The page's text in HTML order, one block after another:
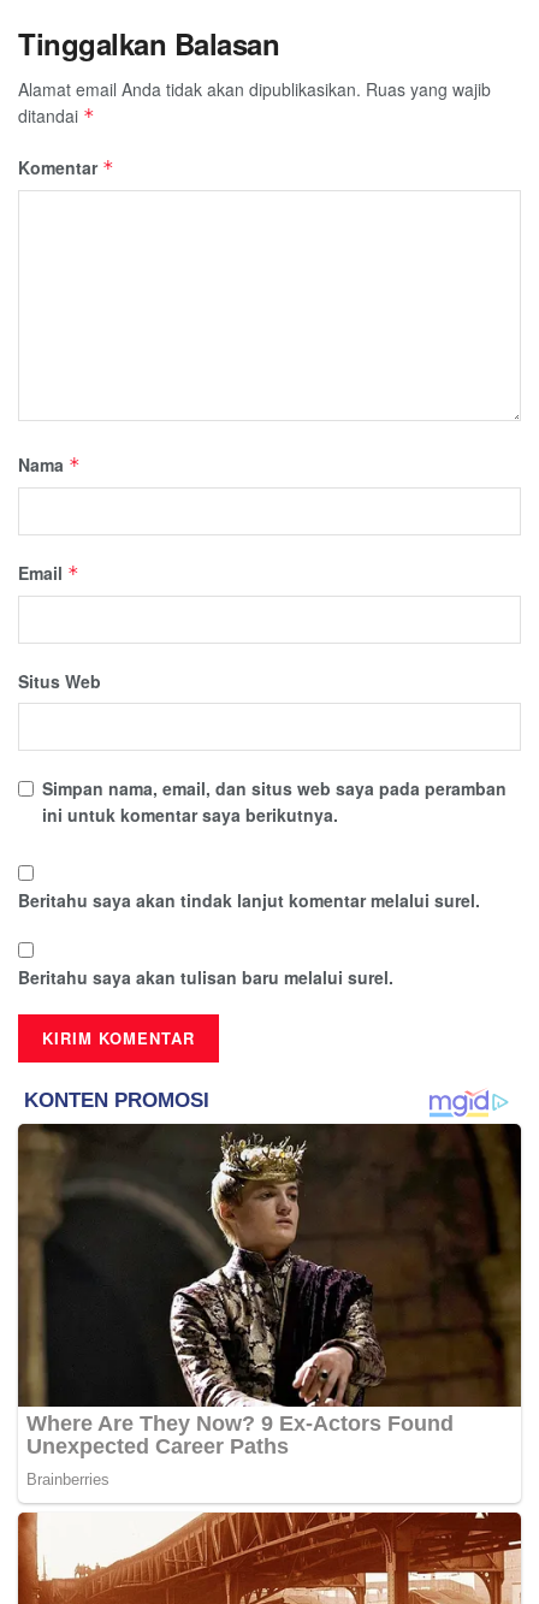
Tinggalkan Balasan
Alamat email Anda tidak akan dipublikasikan. Ruas yang wajib
ditandai *
Komentar *
Nama *
Email *
Situs Web
Simpan nama, email, dan situs web saya pada peramban
ini untuk komentar saya berikutnya.
Beritahu saya akan tindak lanjut komentar melalui surel.
Beritahu saya akan tulisan baru melalui surel.